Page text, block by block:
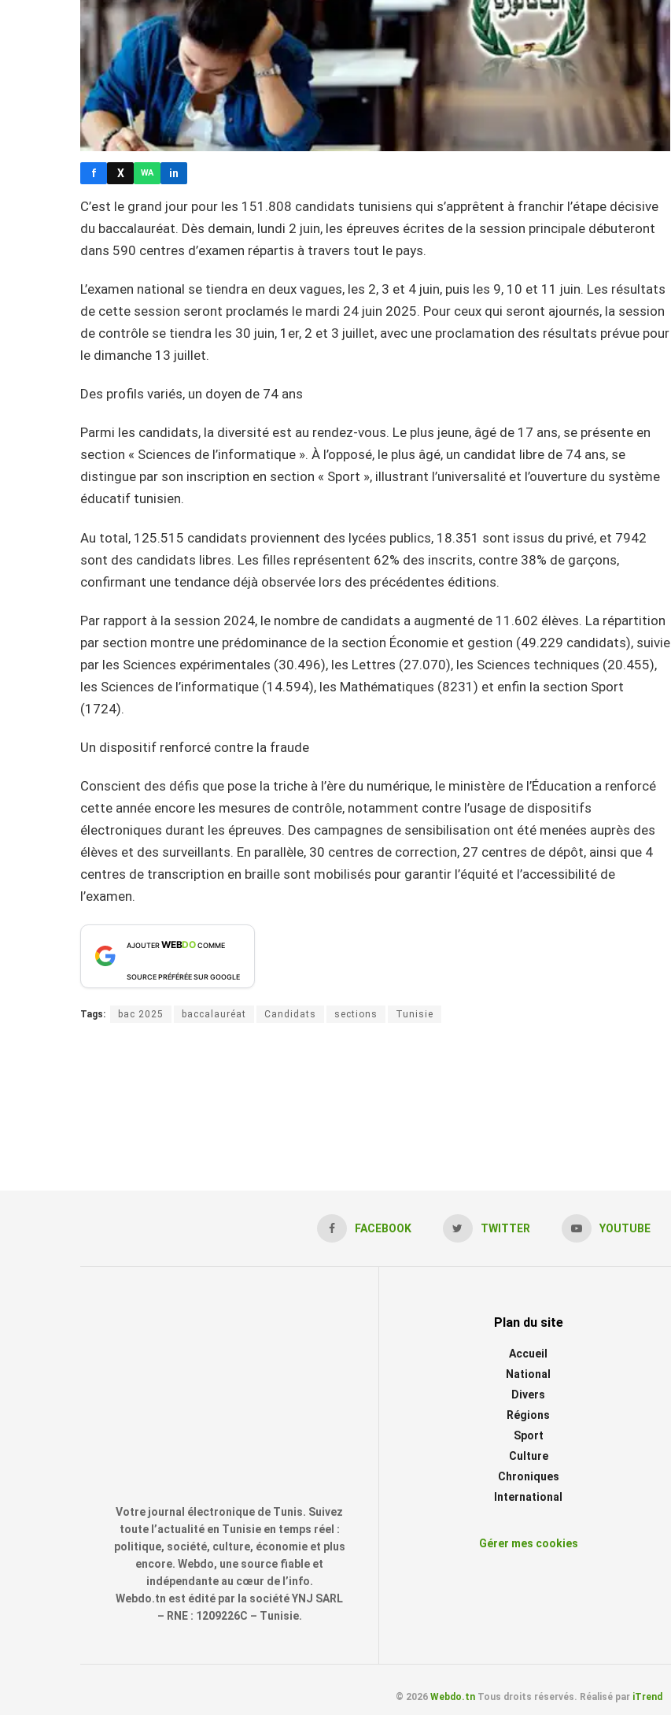
f X WA in
C’est le grand jour pour les 151.808 candidats tunisiens qui s’apprêtent à franchir l’étape décisive
du baccalauréat. Dès demain, lundi 2 juin, les épreuves écrites de la session principale débuteront
dans 590 centres d’examen répartis à travers tout le pays.
L’examen national se tiendra en deux vagues, les 2, 3 et 4 juin, puis les 9, 10 et 11 juin. Les résultats
de cette session seront proclamés le mardi 24 juin 2025. Pour ceux qui seront ajournés, la session
de contrôle se tiendra les 30 juin, 1er, 2 et 3 juillet, avec une proclamation des résultats prévue pour
le dimanche 13 juillet.
Des profils variés, un doyen de 74 ans
Parmi les candidats, la diversité est au rendez-vous. Le plus jeune, âgé de 17 ans, se présente en
section « Sciences de l’informatique ». À l’opposé, le plus âgé, un candidat libre de 74 ans, se
distingue par son inscription en section « Sport », illustrant l’universalité et l’ouverture du système
éducatif tunisien.
Au total, 125.515 candidats proviennent des lycées publics, 18.351 sont issus du privé, et 7942
sont des candidats libres. Les filles représentent 62% des inscrits, contre 38% de garçons,
confirmant une tendance déjà observée lors des précédentes éditions.
Par rapport à la session 2024, le nombre de candidats a augmenté de 11.602 élèves. La répartition
par section montre une prédominance de la section Économie et gestion (49.229 candidats), suivie
par les Sciences expérimentales (30.496), les Lettres (27.070), les Sciences techniques (20.455),
les Sciences de l’informatique (14.594), les Mathématiques (8231) et enfin la section Sport
(1724).
Un dispositif renforcé contre la fraude
Conscient des défis que pose la triche à l’ère du numérique, le ministère de l’Éducation a renforcé
cette année encore les mesures de contrôle, notamment contre l’usage de dispositifs
électroniques durant les épreuves. Des campagnes de sensibilisation ont été menées auprès des
élèves et des surveillants. En parallèle, 30 centres de correction, 27 centres de dépôt, ainsi que 4
centres de transcription en braille sont mobilisés pour garantir l’équité et l’accessibilité de
l’examen.
AJOUTERWEBDOCOMME
SOURCE PRÉFÉRÉE SUR GOOGLE
Tags: bac 2025 baccalauréat Candidats sections Tunisie
FACEBOOK TWITTER YOUTUBE
Votre journal électronique de Tunis. Suivez
toute l’actualité en Tunisie en temps réel :
politique, société, culture, économie et plus
encore. Webdo, une source fiable et
indépendante au cœur de l’info.
Webdo.tn est édité par la société YNJ SARL
– RNE : 1209226C – Tunisie.
Plan du site
Accueil
National
Divers
Régions
Sport
Culture
Chroniques
International
Gérer mes cookies
© 2026 Webdo.tnTous droits réservés. Réalisé par iTrend